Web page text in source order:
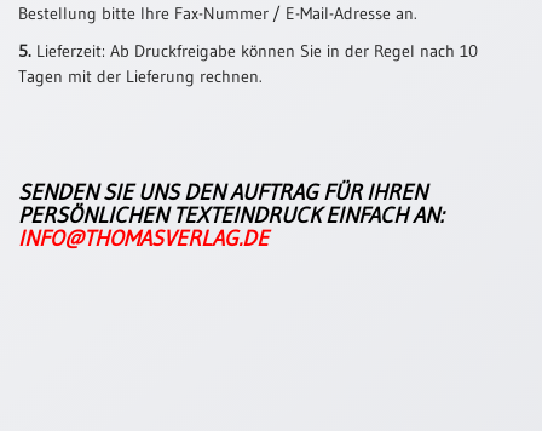
Einzug
Frühjahr
/
Jahreswechsel
Neutral
Bestellung bitte Ihre Fax-Nummer / E-Mail-Adresse an.
5. Lieferzeit: Ab Druckfreigabe können Sie in der Regel nach 10
Tagen mit der Lieferung rechnen.
SENDEN SIE UNS DEN AUFTRAG FÜR IHREN
PERSÖNLICHEN TEXTEINDRUCK EINFACH AN:
INFO@THOMASVERLAG.DE